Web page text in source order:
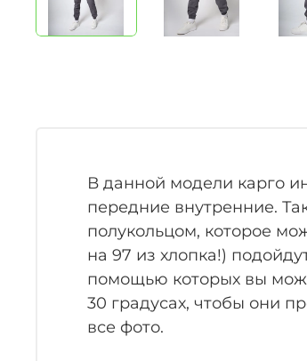
В данной модели карго
передние внутренние.
полукольцом, которое
на 97 из хлопка!)
помощью которых вы
30 градусах, чтобы они
все фото.